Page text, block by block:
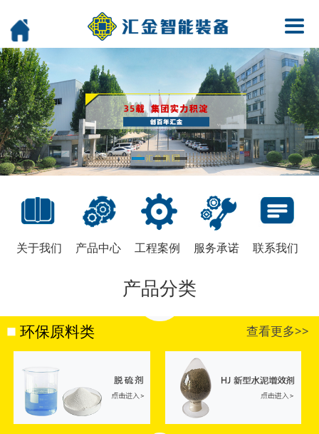
关于我们 产品中心 工程案例 服务承诺 联系我们
产品分类
环保原料类 查看更多>>